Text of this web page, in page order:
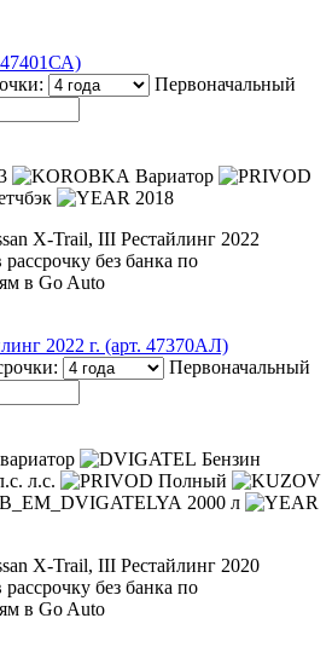
47401СА)
Первоначальный
Вариатор
2018
2022 г. (арт. 47370АЛ)
Первоначальный
Бензин
л.с.
Полный
2000 л